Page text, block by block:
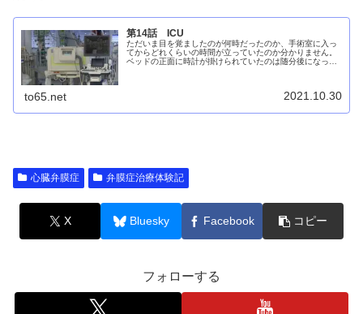
第14話 ICU
ただいま目を覚ましたのが何時だったのか、手術室に入っ
てからどれくらいの時間が立っていたのか分かりません。
ベッドの正面に時計が掛けられていたのは随分後になって
to65.net 2021.10.30
心臓弁膜症 弁膜症治療体験記
X Bluesky Facebook コピー
フォローする